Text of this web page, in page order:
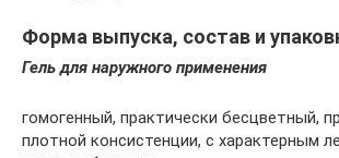
Форма выпуска, состав и
Гель для наружного применения
гомогенный, практически бесцветный,
плотной консистенции, с характерным